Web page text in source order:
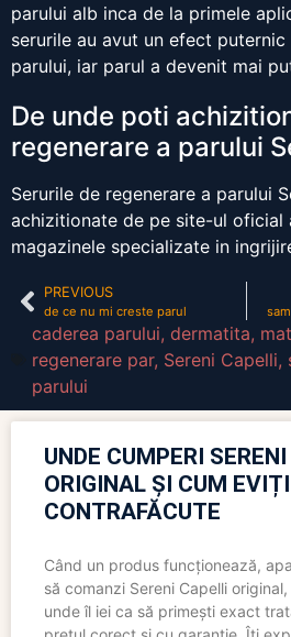
parului alb inca de la primele
serurile au avut un efect
parului, iar parul a devenit mai
De unde poti
regenerare a parului
Serurile de regenerare a parului
achizitionate de pe site-ul oficial
magazinele specializate in
PREVIOUS
de ce nu mi creste parul
caderea parului, dermatita,
regenerare par, Sereni Capelli,
parului
UNDE CUMPERI
ORIGINAL ȘI CUM
CONTRAFĂCUTE
Când un produs funcționează,
să comanzi Sereni Capelli
unde îl iei ca să primești exact